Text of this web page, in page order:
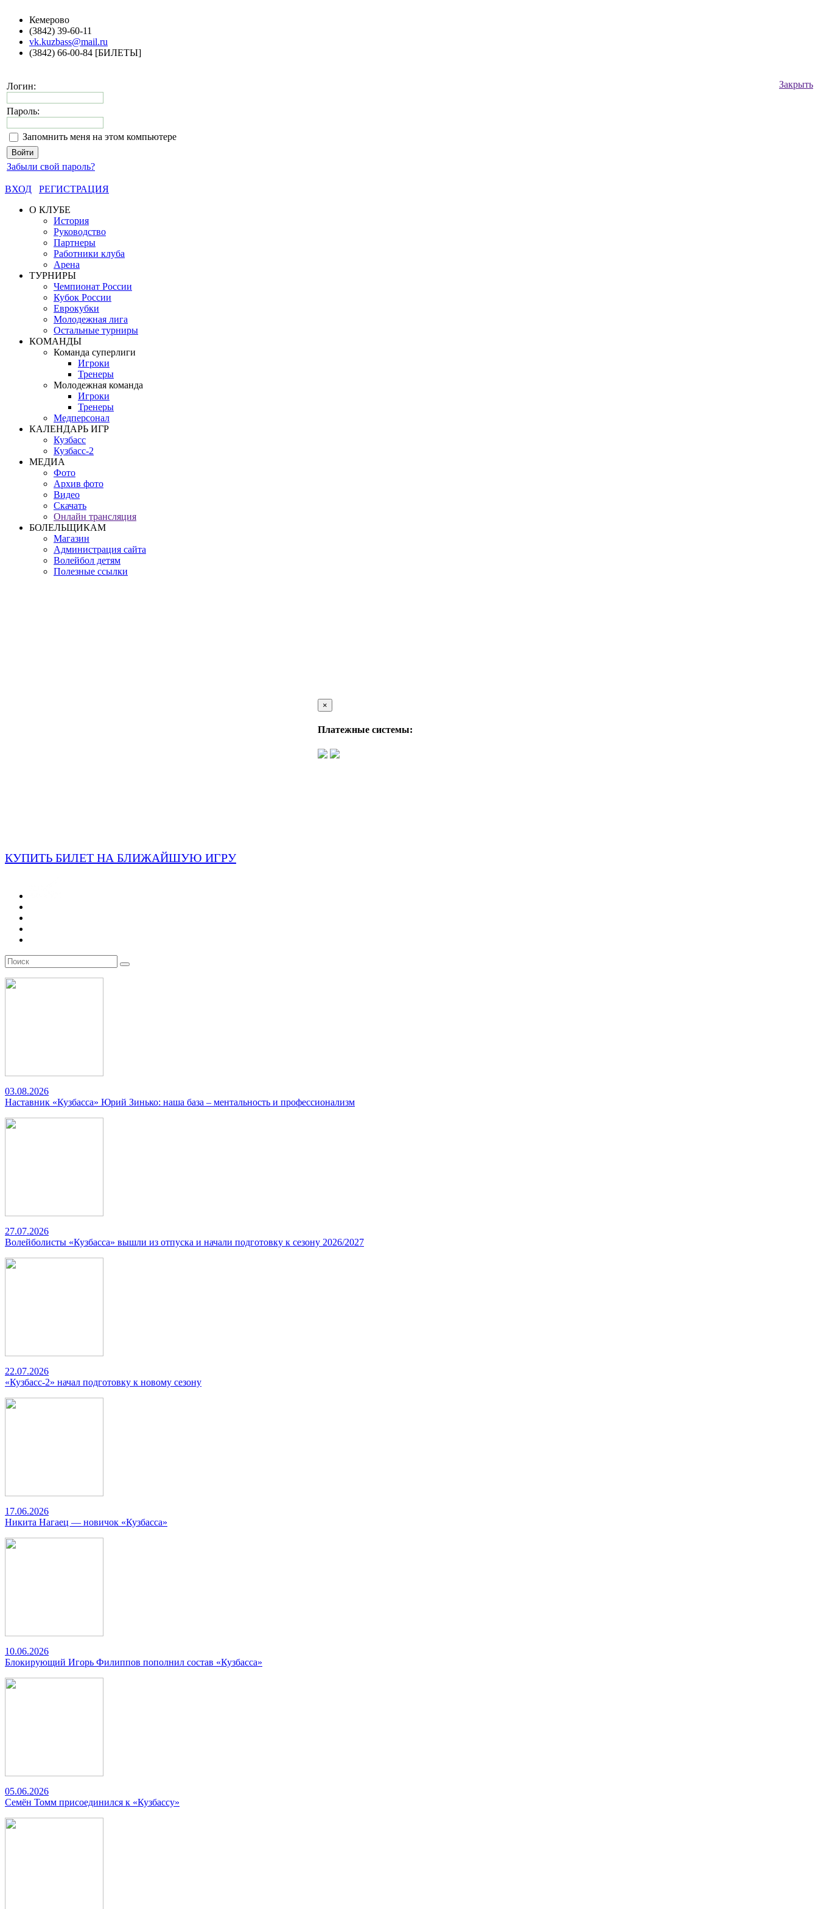
Кемерово
(3842) 39-60-11
vk.kuzbass@mail.ru
(3842) 66-00-84 [БИЛЕТЫ]
Закрыть
Логин:
Пароль:
Запомнить меня на этом компьютере
Забыли свой пароль?
ВХОД
РЕГИСТРАЦИЯ
О КЛУБЕ
История
Руководство
Партнеры
Работники клуба
Арена
ТУРНИРЫ
Чемпионат России
Кубок России
Еврокубки
Молодежная лига
Остальные турниры
КОМАНДЫ
Команда суперлиги
Игроки
Тренеры
Молодежная команда
Игроки
Тренеры
Медперсонал
КАЛЕНДАРЬ ИГР
Кузбасс
Кузбасс-2
МЕДИА
Фото
Архив фото
Видео
Скачать
Онлайн трансляция
БОЛЕЛЬЩИКАМ
Магазин
Администрация сайта
Волейбол детям
Полезные ссылки
×
Платежные системы:
КУПИТЬ БИЛЕТ НА БЛИЖАЙШУЮ ИГРУ
03.08.2026
Наставник «Кузбасса» Юрий Зинько: наша база – ментальность и профессионализм
27.07.2026
Волейболисты «Кузбасса» вышли из отпуска и начали подготовку к сезону 2026/2027
22.07.2026
«Кузбасс-2» начал подготовку к новому сезону
17.06.2026
Никита Нагаец — новичок «Кузбасса»
10.06.2026
Блокирующий Игорь Филиппов пополнил состав «Кузбасса»
05.06.2026
Семён Томм присоединился к «Кузбассу»